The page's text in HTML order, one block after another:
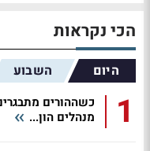
הכי נקראות
היום השבוע
1
כשההורים
מנהלים הון...